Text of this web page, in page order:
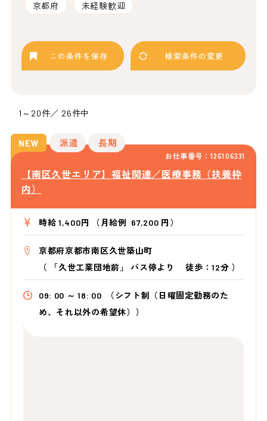
京都府 未経験歓迎
この条件を保存 検索条件の変更
1～20件／ 26件中
お仕事番号：126106331
派遣 長期
【南区久世エリア】福祉関連／医療事務（扶養枠
内）
時給 1,400円 （月給例 67,200 円）
京都府京都市南区久世築山町
（
「久世工業団地前」 バス停より徒歩：12分 ）
09: 00 ～ 18: 00
（シフト制（日曜固定勤務のた
め、それ以外の希望休））